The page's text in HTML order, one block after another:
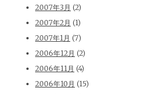
2007年3月 (2)
2007年2月 (1)
2007年1月 (7)
2006年12月 (2)
2006年11月 (4)
2006年10月 (15)